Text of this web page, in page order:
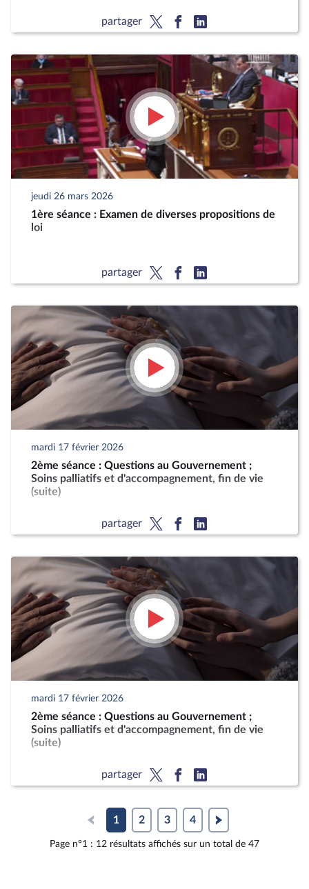
partager
jeudi 26 mars 2026
1ère séance : Examen de diverses propositions de
loi
partager
mardi 17 février 2026
2ème séance : Questions au Gouvernement ;
Soins palliatifs et d'accompagnement, fin de vie
(suite)
partager
mardi 17 février 2026
2ème séance : Questions au Gouvernement ;
Soins palliatifs et d'accompagnement, fin de vie
(suite)
partager
1 2 3 4
Page n°1 : 12 résultats affichés sur un total de 47